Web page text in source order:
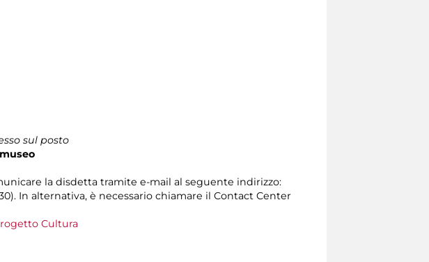
sul posto
la disdetta tramite e-mail al seguente indirizzo:
In alternativa, è necessario chiamare il Contact Center
Cultura